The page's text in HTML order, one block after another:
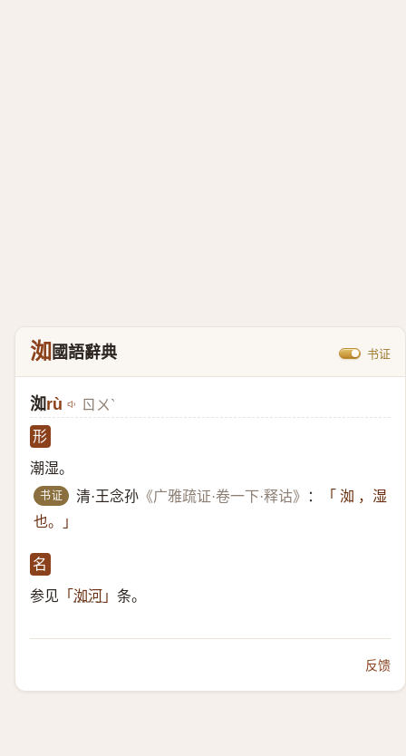
洳國語辭典 书证
洳rù ㄖㄨˋ
形
潮湿。
书证 清·王念孙 《广雅疏证·卷一下·释诂》 ：
「 洳 ，湿
也。」
名
参见 「 洳河 」 条。
反馈